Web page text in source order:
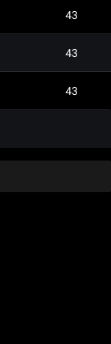
43
43
43